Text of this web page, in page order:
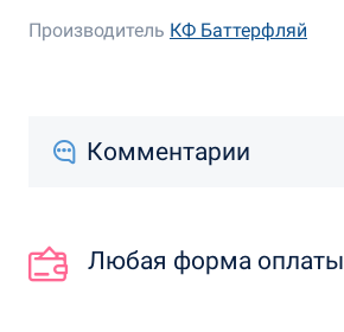
Производитель КФ Баттерфляй
Комментарии
Любая форма оплаты